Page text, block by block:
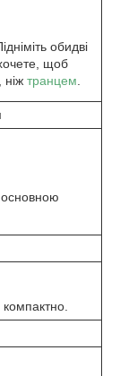
обидві
щоб
ніж транцем